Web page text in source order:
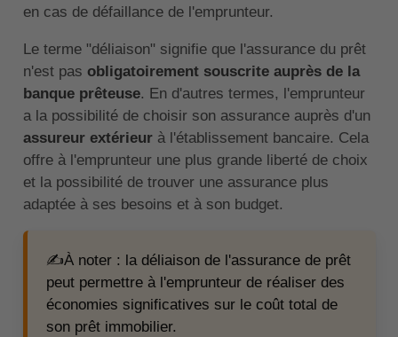
en cas de défaillance de l'emprunteur.
Le terme "déliaison" signifie que l'assurance du prêt
n'est pas obligatoirement souscrite auprès de la
banque prêteuse. En d'autres termes, l'emprunteur
a la possibilité de choisir son assurance auprès d'un
assureur extérieurà l'établissement bancaire. Cela
offre à l'emprunteur une plus grande liberté de choix
et la possibilité de trouver une assurance plus
adaptée à ses besoins et à son budget.
✍️À noter : la déliaison de l'assurance de prêt
peut permettre à l'emprunteur de réaliser des
économies significatives sur le coût total de
son prêt immobilier.